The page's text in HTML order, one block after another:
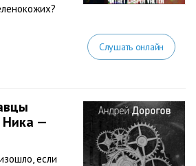
Слушать онлайн
Ника —
если